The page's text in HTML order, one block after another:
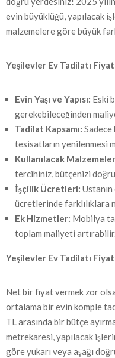
evin büyüklüğü, yapılacak
malzemelere göre büyük
Yeşilevler Ev Tadilatı
Evin Yaşı ve Yapısı: Eski
gerekebileceğinden
Tadilat Kapsamı: Sadece
tesisatların yenilenmesi
Kullanılacak
tercihiniz, bütçenizi
İşçilik Ücretleri:
ücretlerinde farklılıklara
Ek Hizmetler: Mobilya
toplam maliyeti
Yeşilevler Ev Tadilatı
Net bir fiyat vermek zor olsa
ortalama bir evin komple
TL arasında bir bütçe
metrekaresi, yapılacak
göre yukarı veya aşağı